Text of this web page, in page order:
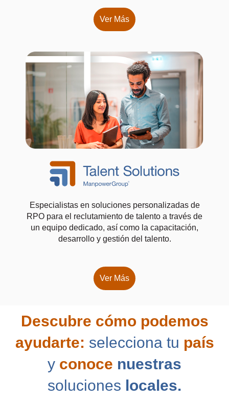
Ver Más
Especialistas en soluciones personalizadas de
RPO para el reclutamiento de talento a través de
un equipo dedicado, así como la capacitación,
desarrollo y gestión del talento.
Ver Más
Descubre cómo podemos
ayudarte: selecciona tu país
y conoce nuestras
soluciones locales.